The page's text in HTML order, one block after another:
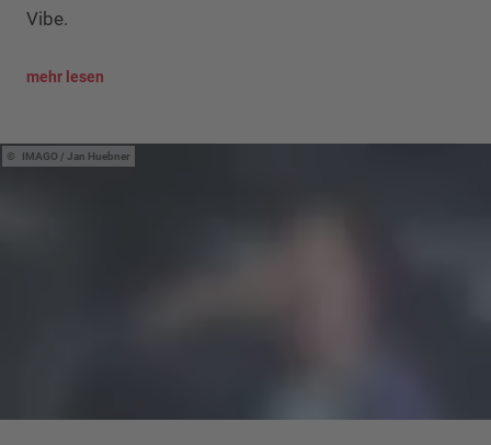
Vibe.
mehr lesen
IMAGO / Jan Huebner